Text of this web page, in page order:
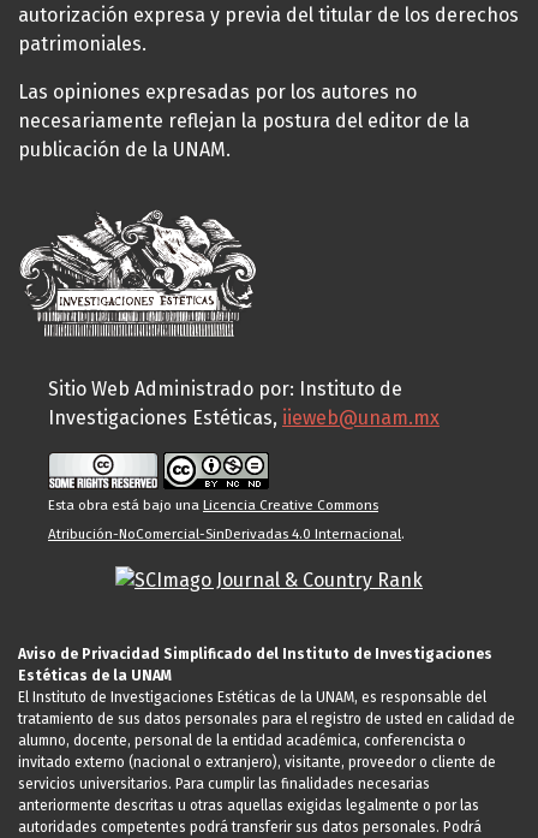
autorización expresa y previa del titular de los derechos
patrimoniales.
Las opiniones expresadas por los autores no
necesariamente reflejan la postura del editor de la
publicación de la UNAM.
Sitio Web Administrado por: Instituto de
Investigaciones Estéticas, iieweb@unam.mx
Esta obra está bajo una Licencia Creative Commons
Atribución-NoComercial-SinDerivadas 4.0 Internacional.
Aviso de Privacidad Simplificado del Instituto de Investigaciones
Estéticas de la UNAM
El Instituto de Investigaciones Estéticas de la UNAM, es responsable del
tratamiento de sus datos personales para el registro de usted en calidad de
alumno, docente, personal de la entidad académica, conferencista o
invitado externo (nacional o extranjero), visitante, proveedor o cliente de
servicios universitarios. Para cumplir las finalidades necesarias
anteriormente descritas u otras aquellas exigidas legalmente o por las
autoridades competentes podrá transferir sus datos personales. Podrá